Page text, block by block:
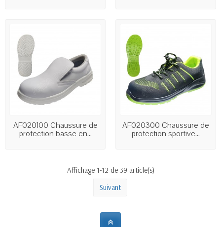
AF020100 Chaussure de
protection basse en...
AF020300 Chaussure de
protection sportive...
Affichage 1-12 de 39 article(s)
Suivant